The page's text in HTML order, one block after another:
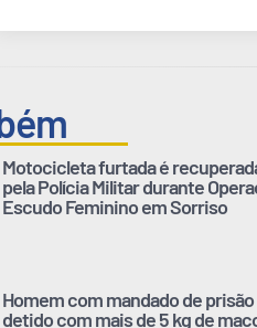
Motocicleta furtada é
pela Polícia Militar durante
Escudo Feminino em Sorriso
Homem com mandado de prisão
detido com mais de 5 kg de